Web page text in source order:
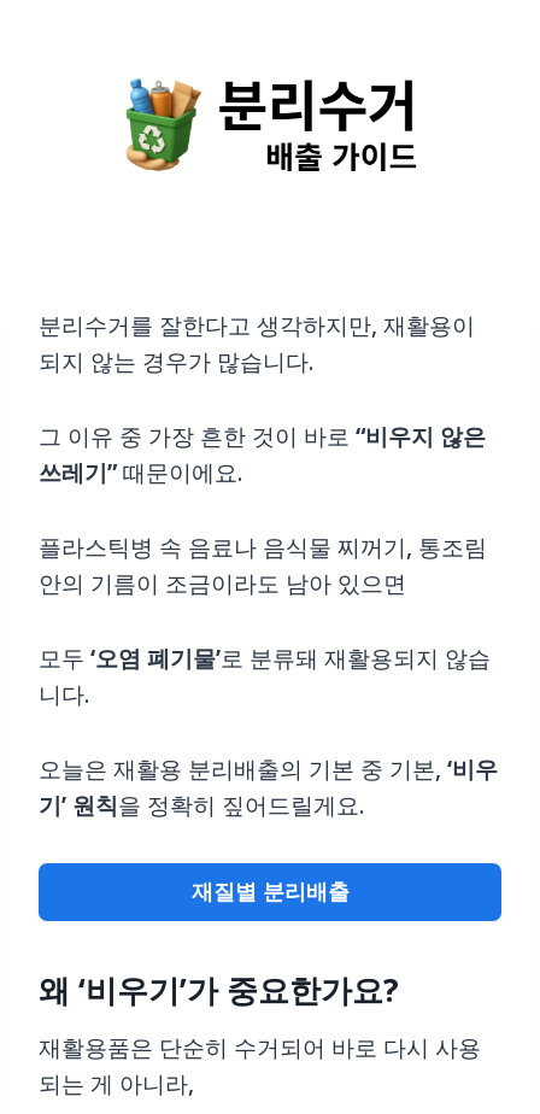
분리수거를 잘한다고 생각하지만, 재활용이
되지 않는 경우가 많습니다.
그 이유 중 가장 흔한 것이 바로“비우지 않은
쓰레기”때문이에요.
플라스틱병 속 음료나 음식물 찌꺼기, 통조림
안의 기름이 조금이라도 남아 있으면
모두‘오염 폐기물’로 분류돼 재활용되지 않습
니다.
오늘은 재활용 분리배출의 기본 중 기본,‘비우
기’ 원칙을 정확히 짚어드릴게요.
재질별 분리배출
왜 ‘비우기’가 중요한가요?
재활용품은 단순히 수거되어 바로 다시 사용
되는 게 아니라,